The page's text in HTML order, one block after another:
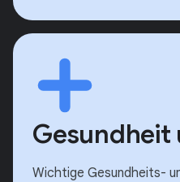
Gesundheit
Wichtige Gesundheits-